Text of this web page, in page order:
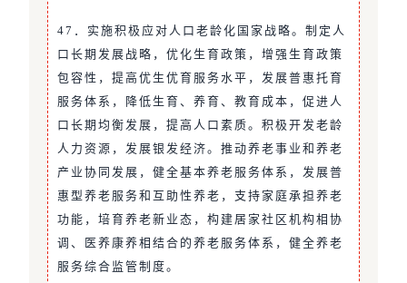
47．实施积极应对人口老龄化国家战略。制定人
口长期发展战略，优化生育政策，增强生育政策
包容性，提高优生优育服务水平，发展普惠托育
服务体系，降低生育、养育、教育成本，促进人
口长期均衡发展，提高人口素质。积极开发老龄
人力资源，发展银发经济。推动养老事业和养老
产业协同发展，健全基本养老服务体系，发展普
惠型养老服务和互助性养老，支持家庭承担养老
功能，培育养老新业态，构建居家社区机构相协
调、医养康养相结合的养老服务体系，健全养老
服务综合监管制度。